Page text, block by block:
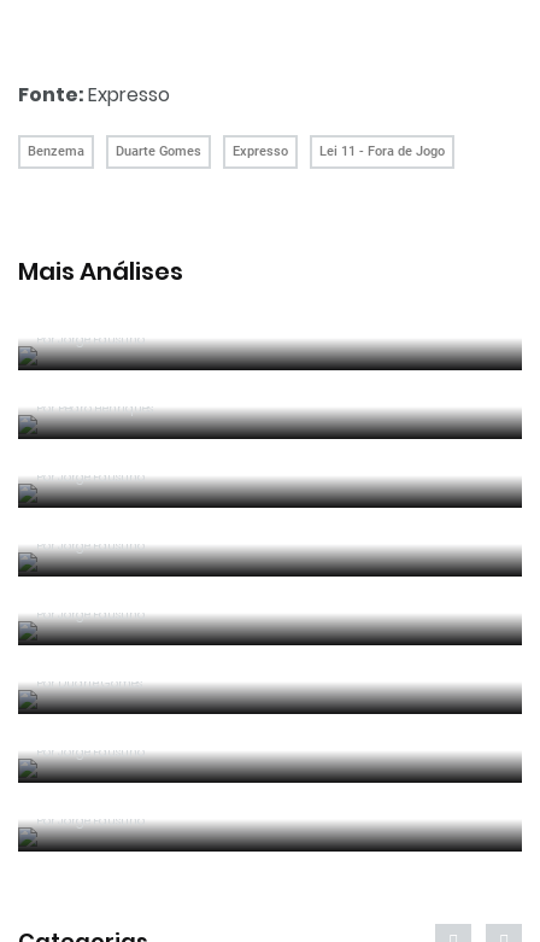
Fonte:Expresso
Benzema Duarte Gomes Expresso Lei 11 - Fora de Jogo
Mais Análises
PorJorge Faustino
Portugal - Bélgica: Em geral, boa arbitragem de
PorPedro Henriques
Jogo de abertura do Euro 2020: Fora de jogo na
PorJorge Faustino
Lance insólito na Liga BPI resulta em penálti e
PorJorge Faustino
Golo que decidiu campeão mundial de clubes foi
PorJorge Faustino
Um guarda-redes, um avançado, um choque...
PorDuarte Gomes
Marítimo - Benfica: Falta bem sancionada? VAR
PorJorge Faustino
Expulsão insólita em execução de pontapé de
PorJorge Faustino